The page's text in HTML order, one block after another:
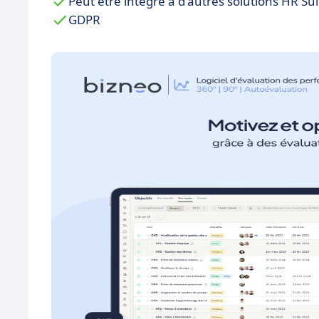
GDPR